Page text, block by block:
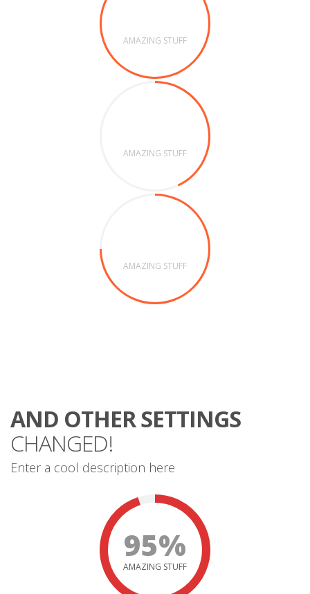
AMAZING STUFF
AMAZING STUFF
AMAZING STUFF
AND OTHER SETTINGS
CHANGED!
Enter a cool description here
95%
AMAZING STUFF